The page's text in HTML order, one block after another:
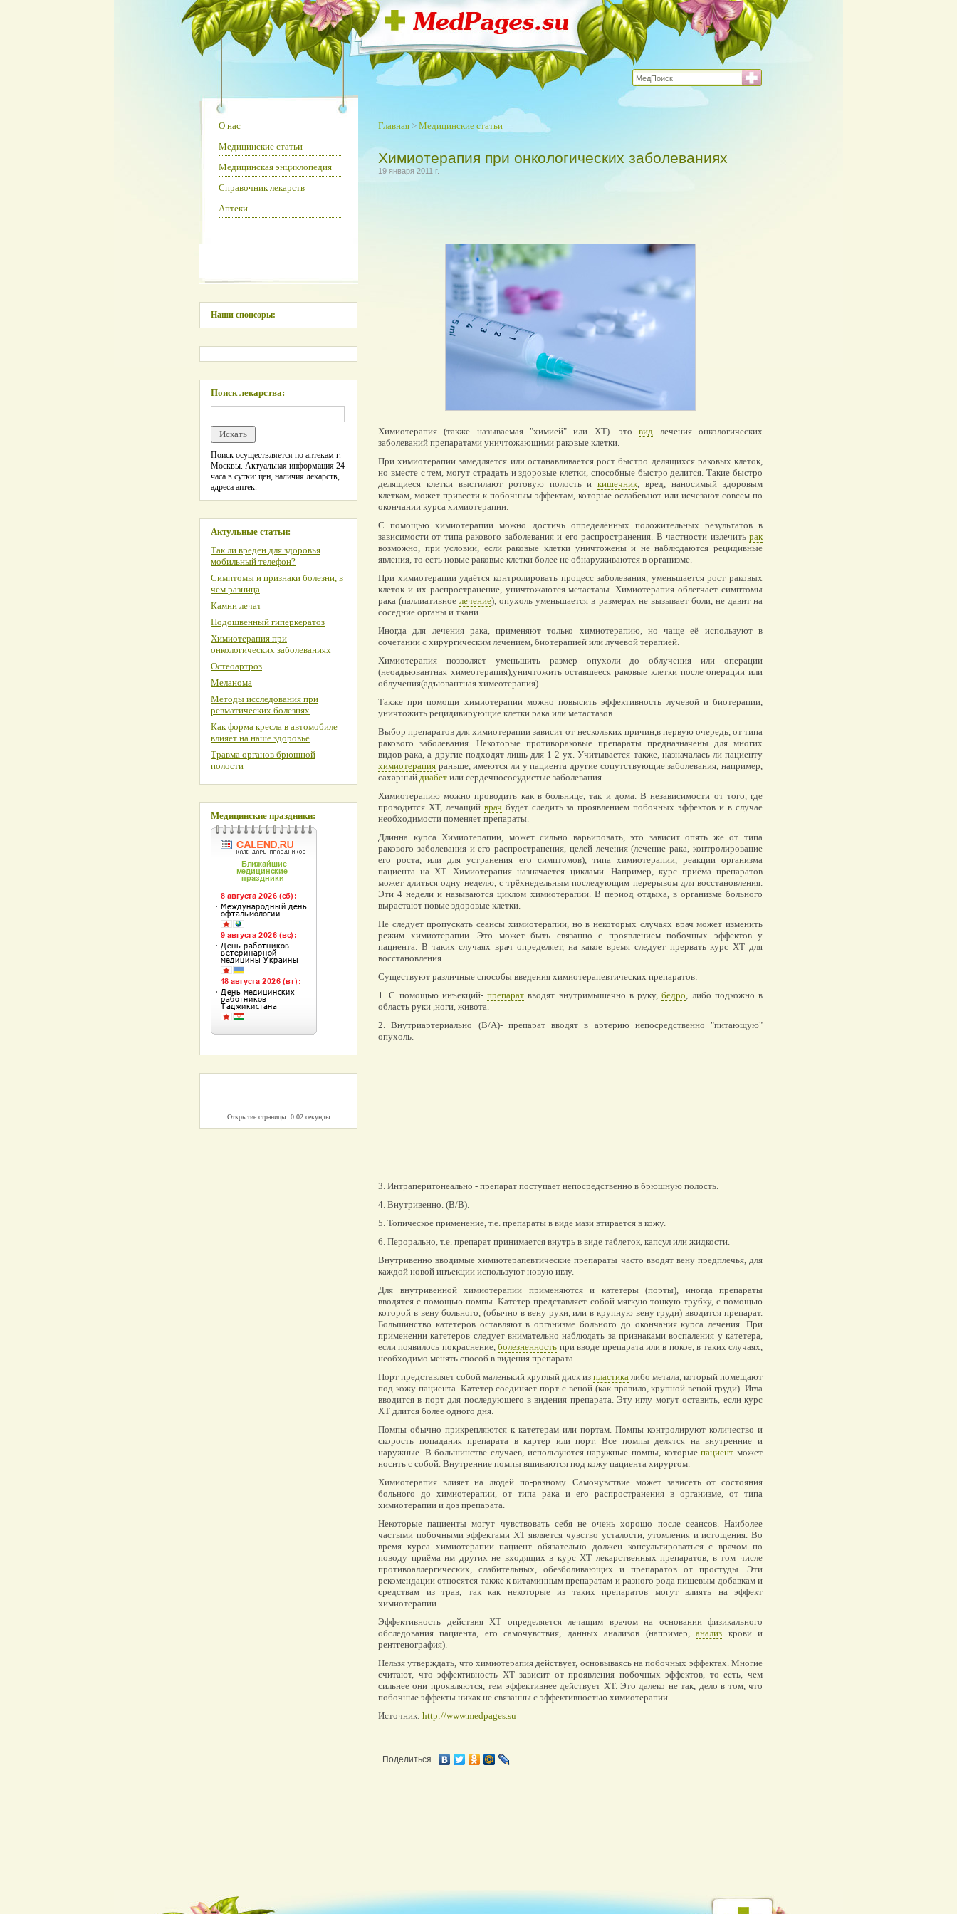
Главная > Медицинские статьи
Химиотерапия при онкологических заболеваниях
19 января 2011 г.
Химиотерапия (также называемая "химией" или ХТ)- этовид лечения онкологических
заболеваний препаратами уничтожающими раковые клетки.
При химиотерапии замедляется или останавливается рост быстро делящихся раковых клеток,
но вместе с тем, могут страдать и здоровые клетки, способные быстро делится. Такие быстро
делящиеся клетки выстилают ротовую полость икишечник, вред, наносимый здоровым
клеткам, может привести к побочным эффектам, которые ослабевают или исчезают совсем по
окончании курса химиотерапии.
С помощью химиотерапии можно достичь определённых положительных результатов в
зависимости от типа ракового заболевания и его распространения. В частности излечить рак
возможно, при условии, если раковые клетки уничтожены и не наблюдаются рецидивные
явления, то есть новые раковые клетки более не обнаруживаются в организме.
При химиотерапии удаётся контролировать процесс заболевания, уменьшается рост раковых
клеток и их распространение, уничтожаются метастазы. Химиотерапия облегчает симптомы
рака (паллиативноелечение), опухоль уменьшается в размерах не вызывает боли, не давит на
соседние органы и ткани.
Иногда для лечения рака, применяют только химиотерапию, но чаще её используют в
сочетании с хирургическим лечением, биотерапией или лучевой терапией.
Химиотерапия позволяет уменьшить размер опухоли до облучения или операции
(неоадьювантная химеотерапия),уничтожить оставшееся раковые клетки после операции или
облучения(адъювантная химеотерапия).
Также при помощи химиотерапии можно повысить эффективность лучевой и биотерапии,
уничтожить рецидивирующие клетки рака или метастазов.
Выбор препаратов для химиотерапии зависит от нескольких причин,в первую очередь, от типа
ракового заболевания. Некоторые противораковые препараты предназначены для многих
видов рака, а другие подходят лишь для 1-2-ух. Учитывается также, назначалась ли пациенту
химиотерапия раньше, имеются ли у пациента другие сопутствующие заболевания, например,
сахарный диабет или сердечнососудистые заболевания.
Химиотерапию можно проводить как в больнице, так и дома. В независимости от того, где
проводится ХТ, лечащий врач будет следить за проявлением побочных эффектов и в случае
необходимости поменяет препараты.
Длинна курса Химиотерапии, может сильно варьировать, это зависит опять же от типа
ракового заболевания и его распространения, целей лечения (лечение рака, контролирование
его роста, или для устранения его симптомов), типа химиотерапии, реакции организма
пациента на ХТ. Химиотерапия назначается циклами. Например, курс приёма препаратов
может длиться одну неделю, с трёхнедельным последующим перерывом для восстановления.
Эти 4 недели и называются циклом химиотерапии. В период отдыха, в организме больного
вырастают новые здоровые клетки.
Не следует пропускать сеансы химиотерапии, но в некоторых случаях врач может изменить
режим химиотерапии. Это может быть связанно с проявлением побочных эффектов у
пациента. В таких случаях врач определяет, на какое время следует прервать курс ХТ для
восстановления.
Существуют различные способы введения химиотерапевтических препаратов:
1. С помощью инъекций- препарат вводят внутримышечно в руку,бедро, либо подкожно в
область руки ,ноги, живота.
2. Внутриартериально (В/А)- препарат вводят в артерию непосредственно "питающую"
опухоль.
3. Интраперитонеально - препарат поступает непосредственно в брюшную полость.
4. Внутривенно. (В/В).
5. Топическое применение, т.е. препараты в виде мази втирается в кожу.
6. Перорально, т.е. препарат принимается внутрь в виде таблеток, капсул или жидкости.
Внутривенно вводимые химиотерапевтические препараты часто вводят вену предплечья, для
каждой новой инъекции используют новую иглу.
Для внутривенной химиотерапии применяются и катетеры (порты), иногда препараты
вводятся с помощью помпы. Катетер представляет собой мягкую тонкую трубку, с помощью
которой в вену больного, (обычно в вену руки, или в крупную вену груди) вводится препарат.
Большинство катетеров оставляют в организме больного до окончания курса лечения. При
применении катетеров следует внимательно наблюдать за признаками воспаления у катетера,
если появилось покраснение,болезненность при вводе препарата или в покое, в таких случаях,
необходимо менять способ в видения препарата.
Порт представляет собой маленький круглый диск из пластика либо метала, который помещают
под кожу пациента. Катетер соединяет порт с веной (как правило, крупной веной груди). Игла
вводится в порт для последующего в видения препарата. Эту иглу могут оставить, если курс
ХТ длится более одного дня.
Помпы обычно прикрепляются к катетерам или портам. Помпы контролируют количество и
скорость попадания препарата в картер или порт. Все помпы делятся на внутренние и
наружные. В большинстве случаев, используются наружные помпы, которыепациент может
носить с собой. Внутренние помпы вшиваются под кожу пациента хирургом.
Химиотерапия влияет на людей по-разному. Самочувствие может зависеть от состояния
больного до химиотерапии, от типа рака и его распространения в организме, от типа
химиотерапии и доз препарата.
Некоторые пациенты могут чувствовать себя не очень хорошо после сеансов. Наиболее
частыми побочными эффектами ХТ является чувство усталости, утомления и истощения. Во
время курса химиотерапии пациент обязательно должен консультироваться с врачом по
поводу приёма им других не входящих в курс ХТ лекарственных препаратов, в том числе
противоаллергических, слабительных, обезболивающих и препаратов от простуды. Эти
рекомендации относятся также к витаминным препаратам и разного рода пищевым добавкам и
средствам из трав, так как некоторые из таких препаратов могут влиять на эффект
химиотерапии.
Эффективность действия ХТ определяется лечащим врачом на основании физикального
обследования пациента, его самочувствия, данных анализов (например,анализ крови и
рентгенография).
Нельзя утверждать, что химиотерапия действует, основываясь на побочных эффектах. Многие
считают, что эффективность ХТ зависит от проявления побочных эффектов, то есть, чем
сильнее они проявляются, тем эффективнее действует ХТ. Это далеко не так, дело в том, что
побочные эффекты никак не связанны с эффективностью химиотерапии.
Источник: http://www.medpages.su
Поделиться
О нас
Медицинские статьи
Медицинская энциклопедия
Справочник лекарств
Аптеки
Наши спонсоры:
Поиск лекарства:
Поиск осуществляется по аптекам г.
Москвы. Актуальная информация 24
часа в сутки: цен, наличия лекарств,
адреса аптек.
Актульные статьи:
Так ли вреден для здоровья
мобильный телефон?
Симптомы и признаки болезни, в
чем разница
Камни лечат
Подошвенный гиперкератоз
Химиотерапия при
онкологических заболеваниях
Остеоартроз
Меланома
Методы исследования при
ревматических болезнях
Как форма кресла в автомобиле
влияет на наше здоровье
Травма органов брюшной
полости
Медицинские праздники:
Открытие страницы: 0.02 секунды